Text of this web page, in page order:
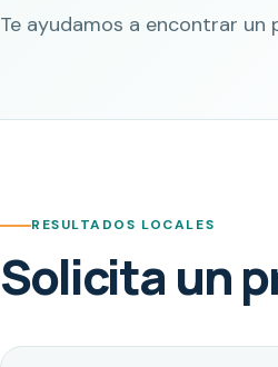
Te ayudamos a encontrar
RESULTADOS LOCALES
Solicita un